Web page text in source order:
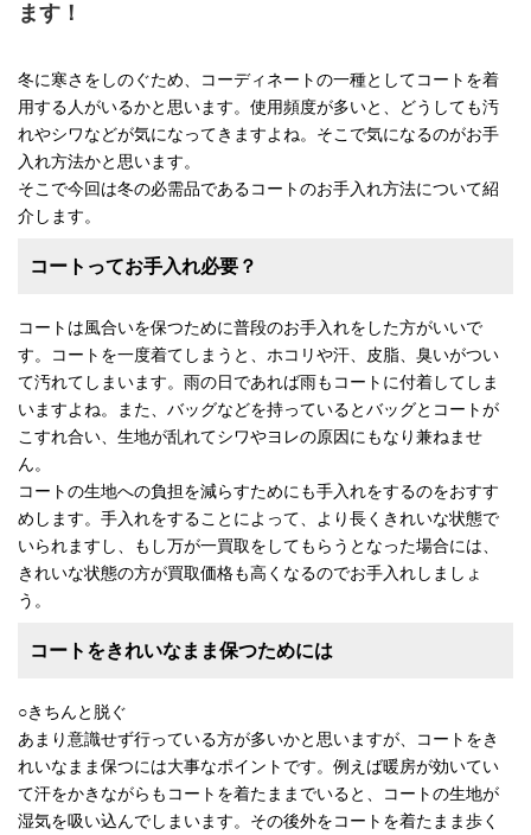
ます！
冬に寒さをしのぐため、コーディネートの一種としてコートを着
用する人がいるかと思います。使用頻度が多いと、どうしても汚
れやシワなどが気になってきますよね。そこで気になるのがお手
入れ方法かと思います。
そこで今回は冬の必需品であるコートのお手入れ方法について紹
介します。
コートってお手入れ必要？
コートは風合いを保つために普段のお手入れをした方がいいで
す。コートを一度着てしまうと、ホコリや汗、皮脂、臭いがつい
て汚れてしまいます。雨の日であれば雨もコートに付着してしま
いますよね。また、バッグなどを持っているとバッグとコートが
こすれ合い、生地が乱れてシワやヨレの原因にもなり兼ねませ
ん。
コートの生地への負担を減らすためにも手入れをするのをおすす
めします。手入れをすることによって、より長くきれいな状態で
いられますし、もし万が一買取をしてもらうとなった場合には、
きれいな状態の方が買取価格も高くなるのでお手入れしましょ
う。
コートをきれいなまま保つためには
○きちんと脱ぐ
あまり意識せず行っている方が多いかと思いますが、コートをき
れいなまま保つには大事なポイントです。例えば暖房が効いてい
て汗をかきながらもコートを着たままでいると、コートの生地が
湿気を吸い込んでしまいます。その後外をコートを着たまま歩く